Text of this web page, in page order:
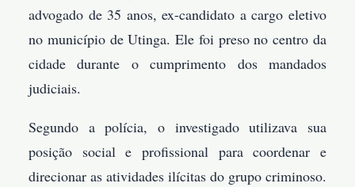
advogado de 35 anos, ex-candidato a cargo eletivo
no município de Utinga. Ele foi preso no centro da
cidade durante o cumprimento dos mandados
judiciais.
Segundo a polícia, o investigado utilizava sua
posição social e profissional para coordenar e
direcionar as atividades ilícitas do grupo criminoso.